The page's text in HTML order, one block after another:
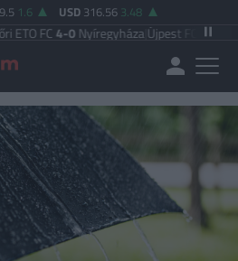
1.6 USD 316.56 3.48
Nyíregyháza Újpest FC4-2Debreceni VSC